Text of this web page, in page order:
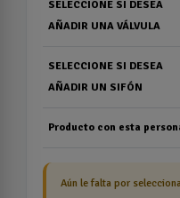
SELECCIONE SI DESEA
AÑADIR UNA VÁLVULA
SELECCIONE SI DESEA
AÑADIR UN SIFÓN
Producto con esta
Aún le falta por